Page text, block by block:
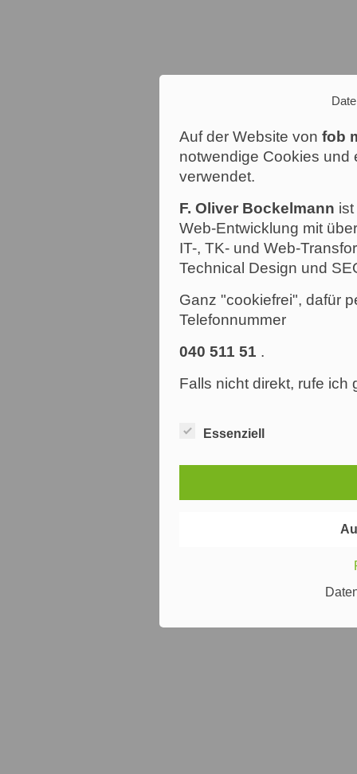
Auf der Website von fob
notwendige Cookies und
verwendet.
F. Oliver Bockelmann
Web-Entwicklung mit
IT-, TK- und Web-
Technical Design und
Ganz "cookiefrei", dafür
Telefonnummer
040 511 51 .
Falls nicht direkt, rufe ich
Essenziell